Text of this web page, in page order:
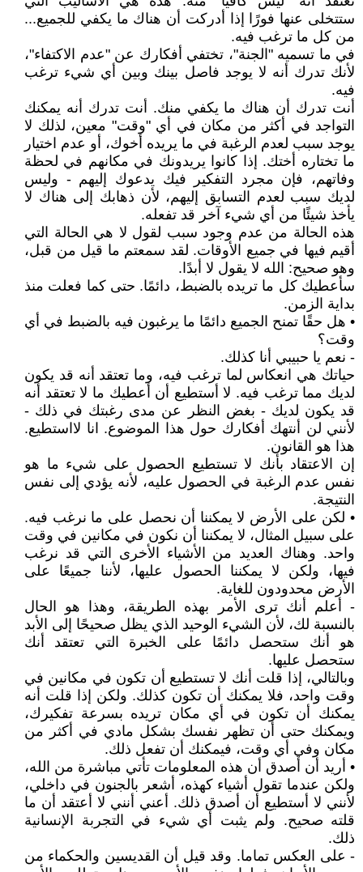
ستتخلى عنها فورًا إذا أدركت أن هناك ما يكفي للجميع...
من كل ما ترغب فيه.
في ما تسميه "الجنة"، تختفي أفكارك عن "عدم الاكتفاء"،
لأنك تدرك أنه لا يوجد فاصل بينك وبين أي شيء ترغب
فيه.
أنت تدرك أن هناك ما يكفي منك. أنت تدرك أنه يمكنك
التواجد في أكثر من مكان في أي "وقت" معين، لذلك لا
يوجد سبب لعدم الرغبة في ما يريده أخوك، أو عدم اختيار
ما تختاره أختك. إذا كانوا يريدونك في مكانهم في لحظة
وفاتهم، فإن مجرد التفكير فيك يدعوك إليهم - وليس
لديك سبب لعدم التسابق إليهم، لأن ذهابك إلى هناك لا
يأخذ شيئًا من أي شيء آخر قد تفعله.
هذه الحالة من عدم وجود سبب لقول لا هي الحالة التي
أقيم فيها في جميع الأوقات. لقد سمعتم ما قيل من قبل،
وهو صحيح: الله لا يقول لا أبدًا.
سأعطيك كل ما تريده بالضبط، دائمًا. حتى كما فعلت منذ
بداية الزمن.
• هل حقًا تمنح الجميع دائمًا ما يرغبون فيه بالضبط في أي
وقت؟
- نعم يا حبيبي أنا كذلك.
حياتك هي انعكاس لما ترغب فيه، وما تعتقد أنه قد يكون
لديك مما ترغب فيه. لا أستطيع أن أعطيك ما لا تعتقد أنه
قد يكون لديك - بغض النظر عن مدى رغبتك في ذلك -
لأنني لن أنتهك أفكارك حول هذا الموضوع. انا لااستطيع.
هذا هو القانون.
إن الاعتقاد بأنك لا تستطيع الحصول على شيء ما هو
نفس عدم الرغبة في الحصول عليه، لأنه يؤدي إلى نفس
النتيجة.
• لكن على الأرض لا يمكننا أن نحصل على ما نرغب فيه.
على سبيل المثال، لا يمكننا أن نكون في مكانين في وقت
واحد. وهناك العديد من الأشياء الأخرى التي قد نرغب
فيها، ولكن لا يمكننا الحصول عليها، لأننا جميعًا على
الأرض محدودون للغاية.
- أعلم أنك ترى الأمر بهذه الطريقة، وهذا هو الحال
بالنسبة لك، لأن الشيء الوحيد الذي يظل صحيحًا إلى الأبد
هو أنك ستحصل دائمًا على الخبرة التي تعتقد أنك
ستحصل عليها.
وبالتالي، إذا قلت أنك لا تستطيع أن تكون في مكانين في
وقت واحد، فلا يمكنك أن تكون كذلك. ولكن إذا قلت أنه
يمكنك أن تكون في أي مكان تريده بسرعة تفكيرك،
ويمكنك حتى أن تظهر نفسك بشكل مادي في أكثر من
مكان وفي أي وقت، فيمكنك أن تفعل ذلك.
• أريد أن أصدق أن هذه المعلومات تأتي مباشرة من الله،
ولكن عندما تقول أشياء كهذه، أشعر بالجنون في داخلي،
لأنني لا أستطيع أن أصدق ذلك. أعني أنني لا أعتقد أن ما
قلته صحيح. ولم يثبت أي شيء في التجربة الإنسانية
ذلك.
- على العكس تماما. وقد قيل أن القديسين والحكماء من